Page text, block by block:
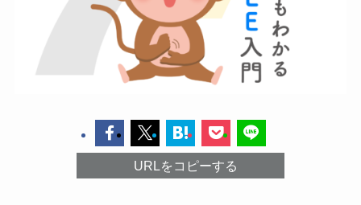
URLをコピーする